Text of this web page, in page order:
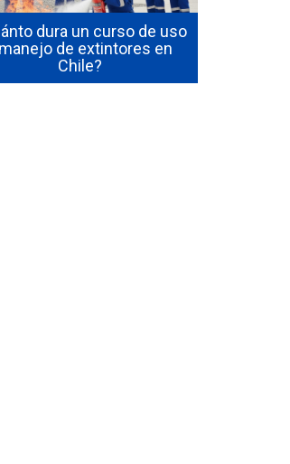
dura un curso de uso
de extintores en
Chile?